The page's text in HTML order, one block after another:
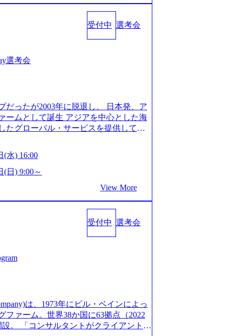
内装8億円超のかっこいいオフィスがあ
ランキング受賞歴多数 あえての未上場
の自由度が高く、赤字事業でも投資し
面でのコミュニケーションメリットを
日(土) 10:00～最長16:00 2026年8月10
の流れ 受付 → 会社説明会 → 面接(会社
※通常の選考フローと異なり、事前に
ジタルイノベーション事業部でのポジ
、そして適性や志向性に合わせて、以
系の領域において、大手・ベンチャ
援を行います。 直近の案件では、大
す。 生成AIなどの最新技術とシステム
に貢献します。 ＜PL/PM＞ 顧客の要望
イル開発による開発支援までを一気通
提案・推進の中核として、企画・要件
件メインです。 要件定義～設計～開
いただき、当社の社員が業務面をサ
案、そして実行までを一気通貫で支援
て顧客の要望や提案を柔軟に取り入れ
提案がサービスに直接反映されやす
ス技術で新たなイノベーションを創出
に行う 採用資料 (https://www.accentur
document-2/Accenture-Recruiting-Brochur
content/dam/accenture/f
careers-blog) 江川社長が語る「105点
articles/-/346218) 大手広告代理
トへ。会社に入って、何が変わった？
プラダ：ラグジュアリー製品のパーソナ
case-studies/song/prada-luxury-product-c
www.accenture.com/jp-ja/case-stud
2020」でマーケ＆営業のDX実現 (http
media/softbank)（通信） 経済産
安ネット」を構築。省庁DXの先進事
studies/public-service/meti-industry-safety-
goods-services/calbee)（消費財・サ
年5月時点）の社員を擁し、世界120以
日本では2.3万人以上の従業員を擁し
倍近くの成長を遂げていることから、
を抱えており、アビームコンサルティ
サルタント制度の有資格者数が多く、
者は年間約1,000名） 残業時間や有休
実行前後で離職率を半減させることに
いるほか、在宅勤務制度の全社展開、
受付中 選考会
選考会
だったが2003年に脱退し、 日本発、ア
ームとして誕生 アジアを中心とした海
たグローバル・サービスを提供してい
通じて社会や産業の課題を解決し、
イアント変革の確実な実現と社会的
の戦略的資本提携も実現して、現在は
6,000名を超えるプロフェッショナルを
報通信、公共事業など幅広い分野をク
日本市場No.1を誇り、全世界で6,400件
認定コンサルタント資格を取得してい
のSAP S/4HANA®認定コンサルタント
、それらを活用してお客様に最適なS
7d54-42b9-a7ae-8c532c52d3
『SAP A
秀賞「プロジェクト・アワード」を受
アビームコンサルティ
ど可視化 (https://www.nikkan.co.jp/articl
(水) 16:00
(日) 9:00～
View More
受付中 選考会
は、1973年にビル・ベインによっ
ァーム。世界38か国に63拠点（2022
。 「コンサルタントがクライアントに